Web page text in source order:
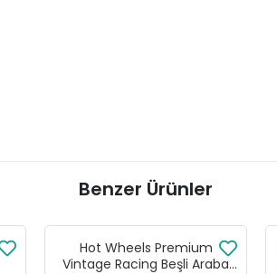
Benzer Ürünler
Hot Wheels Premium
Vintage Racing Beşli Araba